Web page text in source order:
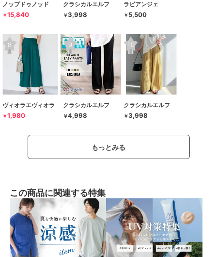
ノップドゥノッド
￥15,840
クラシカルエルフ
￥3,998
ラビアンジェ
￥ 5,500
ヴィオラエヴィオラ
￥1,980
クラシカルエルフ
￥4,998
クラシカルエルフ
￥3,998
もっとみる
この商品に関連する特集